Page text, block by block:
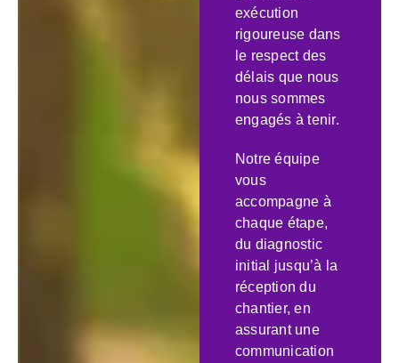
exécution
rigoureuse dans
le respect des
délais que nous
nous sommes
engagés à tenir.
Notre équipe
vous
accompagne à
chaque étape,
du diagnostic
initial jusqu’à la
réception du
chantier, en
assurant une
communication